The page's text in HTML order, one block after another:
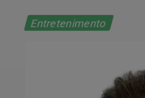
Entretenimento